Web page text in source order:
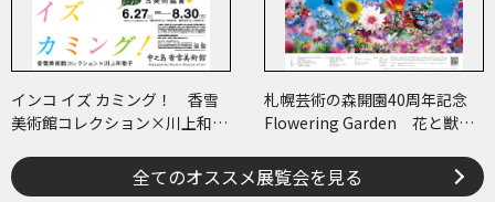
インコ イズ カミング！ 香雪
美術館コレクション×川上和歌
に古美術鑑賞～
札幌芸術の森開園40周年記念
Flowering Garden 花と獣
全てのオススメ展覧会を見る